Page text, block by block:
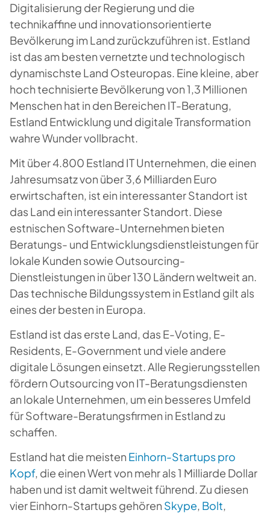
Digitalisierung der Regierung und die
technikaffine und innovationsorientierte
Bevölkerung im Land zurückzuführen ist. Estland
ist das am besten vernetzte und technologisch
dynamischste Land Osteuropas. Eine kleine, aber
hoch technisierte Bevölkerung von 1,3 Millionen
Menschen hat in den Bereichen IT-Beratung,
Estland Entwicklung und digitale Transformation
wahre Wunder vollbracht.
Mit über 4.800 Estland IT Unternehmen, die einen
Jahresumsatz von über 3,6 Milliarden Euro
erwirtschaften, ist ein interessanter Standort ist
das Land ein interessanter Standort. Diese
estnischen Software-Unternehmen bieten
Beratungs- und Entwicklungsdienstleistungen für
lokale Kunden sowie Outsourcing-
Dienstleistungen in über 130 Ländern weltweit an.
Das technische Bildungssystem in Estland gilt als
eines der besten in Europa.
Estland ist das erste Land, das E-Voting, E-
Residents, E-Government und viele andere
digitale Lösungen einsetzt. Alle Regierungsstellen
fördern Outsourcing von IT-Beratungsdiensten
an lokale Unternehmen, um ein besseres Umfeld
für Software-Beratungsfirmen in Estland zu
schaffen.
Estland hat die meisten Einhorn-Startups pro
Kopf, die einen Wert von mehr als 1 Milliarde Dollar
haben und ist damit weltweit führend. Zu diesen
vier Einhorn-Startups gehören Skype, Bolt,